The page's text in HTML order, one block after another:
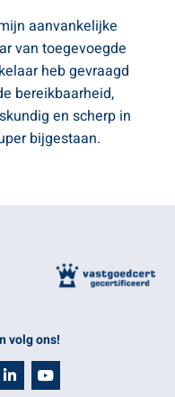
aanvankelijke
van toegevoegde
heb gevraagd
bereikbaarheid,
en scherp in
bijgestaan.
volg ons!